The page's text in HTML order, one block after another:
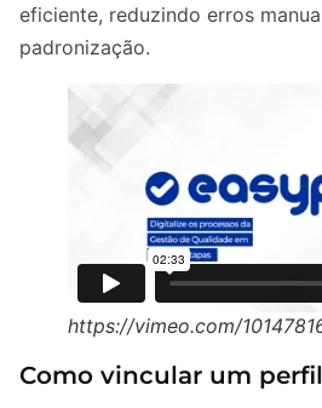
eficiente, reduzindo erros
padronização.
https://vimeo.com/
Como vincular um